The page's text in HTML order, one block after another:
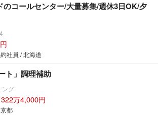
のコールセンター/大量募集/週休3日OK/夕
社員 / 北海道
ト」調理補助
ング
万4,000円
都